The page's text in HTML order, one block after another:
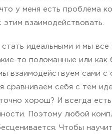
у меня есть проблема
взаимодействовать.
идеальными и мы все
то поломанные или как
взаимодействуем сами с
сравниваем себя с тем
хорош? И всегда
Поэтому любой
Чтобы